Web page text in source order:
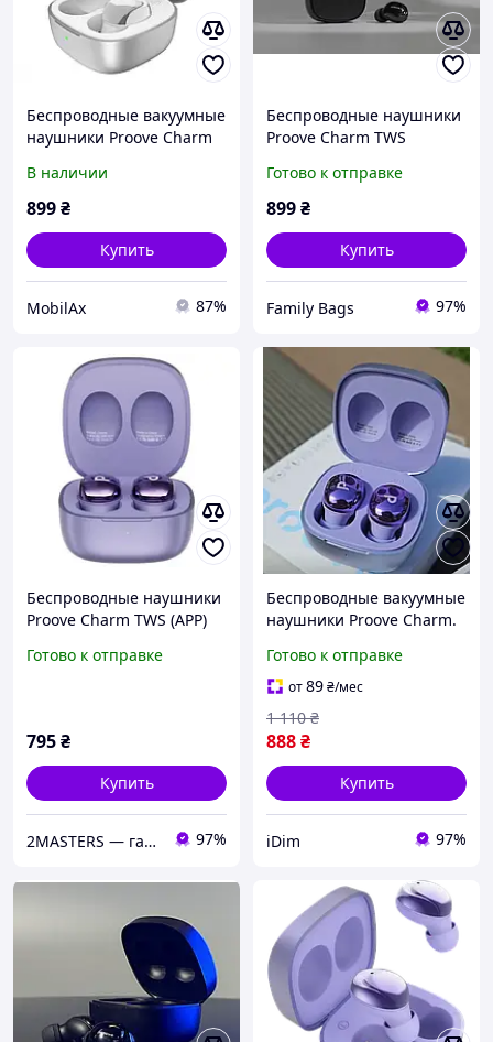
Беспроводные вакуумные
наушники Proove Charm
капельки
В наличии
899₴
Купить
MobilAx 87%
Беспроводные наушники
Proove Charm TWS
Готово к отправке
899₴
Купить
Family Bags 97%
Беспроводные наушники
Proove Charm TWS (APP)
наушники с зарядным
Готово к отправке
795₴
Купить
2MASTERS — гаджети та аксесуари 97%
Беспроводные вакуумные
наушники Proove Charm.
блютус наушники Proove
Charm
Готово к отправке
от89₴/мес
888₴
1 110 ₴
Купить
iDim 97%